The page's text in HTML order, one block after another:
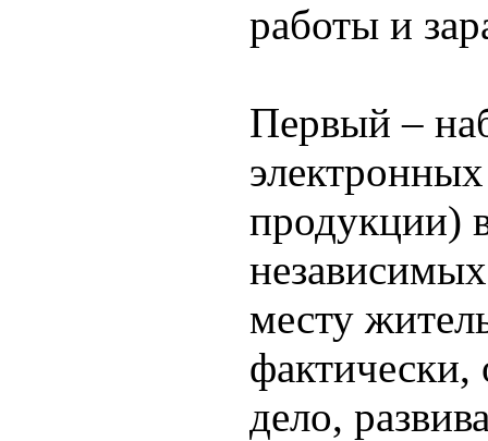
работы и
Первый –
продукции)
месту
фактически,
дело,